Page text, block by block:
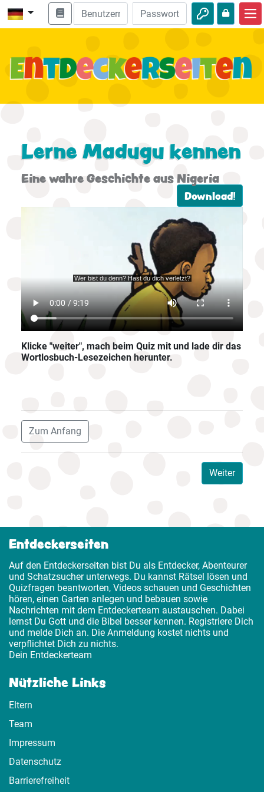
Bibel entdecken
Natur
Abenteuer
Lerne Madugu kennen
Eine wahre Geschichte aus Nigeria
Download!
Klicke "weiter", mach beim Quiz mit und lade dir das
Wortlosbuch-Lesezeichen herunter.
Zum Anfang
Weiter
Entdeckerseiten
Auf den Entdeckerseiten bist Du als Entdecker, Abenteurer
und Schatzsucher unterwegs. Du kannst Rätsel lösen und
Quizfragen beantworten, Videos schauen und Geschichten
hören, einen Garten anlegen und bebauen sowie
Nachrichten mit dem Entdeckerteam austauschen. Dabei
lernst Du Gott und die Bibel besser kennen. Registriere Dich
und melde Dich an. Die Anmeldung kostet nichts und
verpflichtet Dich zu nichts.
Dein Entdeckerteam
Nützliche Links
Eltern
Team
Impressum
Datenschutz
Barrierefreiheit